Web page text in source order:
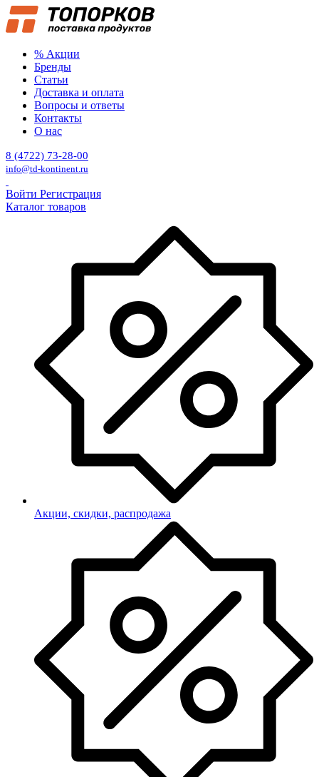
% Акции
Бренды
Статьи
Доставка и оплата
Вопросы и ответы
Контакты
О нас
8 (4722) 73-28-00
info@td-kontinent.ru
Войти Регистрация
Каталог товаров
Акции, скидки, распродажа